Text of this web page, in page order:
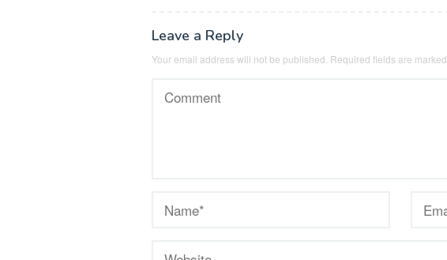
Leave a Reply
Your email address will not be published. Required fields are marked